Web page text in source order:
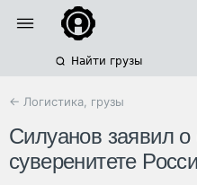
Найти грузы
← Логистика, грузы
Силуанов заявил
суверенитете